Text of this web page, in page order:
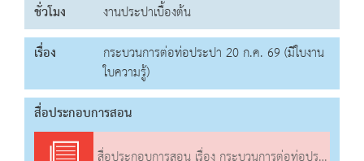
ชั่วโมง
งานประปาเบื้องต้น
เรื่อง
กระบวนการต่อท่อประปา 20 ก.ค. 69 (มีใบงาน
ใบความรู้)
สื่อประกอบการสอน